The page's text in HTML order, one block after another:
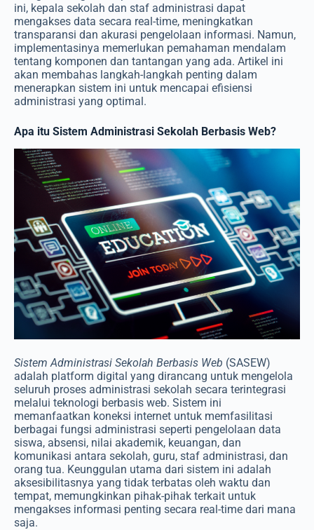
ini, kepala sekolah dan staf administrasi dapat
mengakses data secara real-time, meningkatkan
transparansi dan akurasi pengelolaan informasi. Namun,
implementasinya memerlukan pemahaman mendalam
tentang komponen dan tantangan yang ada. Artikel ini
akan membahas langkah-langkah penting dalam
menerapkan sistem ini untuk mencapai efisiensi
administrasi yang optimal.
Apa itu Sistem Administrasi Sekolah Berbasis Web?
Sistem Administrasi Sekolah Berbasis Web (SASEW)
adalah platform digital yang dirancang untuk mengelola
seluruh proses administrasi sekolah secara terintegrasi
melalui teknologi berbasis web. Sistem ini
memanfaatkan koneksi internet untuk memfasilitasi
berbagai fungsi administrasi seperti pengelolaan data
siswa, absensi, nilai akademik, keuangan, dan
komunikasi antara sekolah, guru, staf administrasi, dan
orang tua. Keunggulan utama dari sistem ini adalah
aksesibilitasnya yang tidak terbatas oleh waktu dan
tempat, memungkinkan pihak-pihak terkait untuk
mengakses informasi penting secara real-time dari mana
saja.